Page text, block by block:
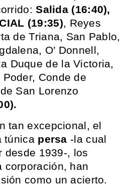
Salida (16:40),
(19:35), Reyes
de Triana, San Pablo,
O’ Donnell,
Duque de la Victoria,
Conde de
San Lorenzo
tan excepcional, el
túnica persa -la cual
desde 1939-, los
corporación, han
como un acierto.